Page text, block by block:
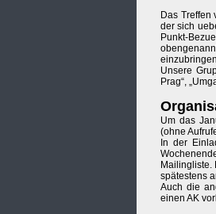
Das Treffen
der sich
Punkt-
Unsere
Prag“,
Um das
(ohne
In der
Mailingliste.
spätestens
Auch die
einen AK